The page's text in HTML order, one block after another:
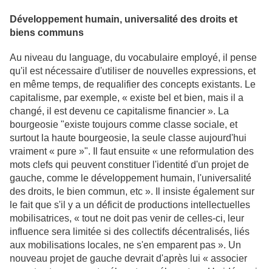
Développement humain, universalité des droits et
biens communs
Au niveau du language, du vocabulaire employé, il pense
qu'il est nécessaire d'utiliser de nouvelles expressions, et
en même temps, de requalifier des concepts existants. Le
capitalisme, par exemple, « existe bel et bien, mais il a
changé, il est devenu ce capitalisme financier ». La
bourgeosie "existe toujours comme classe sociale, et
surtout la haute bourgeosie, la seule classe aujourd'hui
vraiment « pure »". Il faut ensuite « une reformulation des
mots clefs qui peuvent constituer l'identité d'un projet de
gauche, comme le développement humain, l'universalité
des droits, le bien commun, etc ». Il insiste également sur
le fait que s'il y a un déficit de productions intellectuelles
mobilisatrices, « tout ne doit pas venir de celles-ci, leur
influence sera limitée si des collectifs décentralisés, liés
aux mobilisations locales, ne s'en emparent pas ». Un
nouveau projet de gauche devrait d'après lui « associer